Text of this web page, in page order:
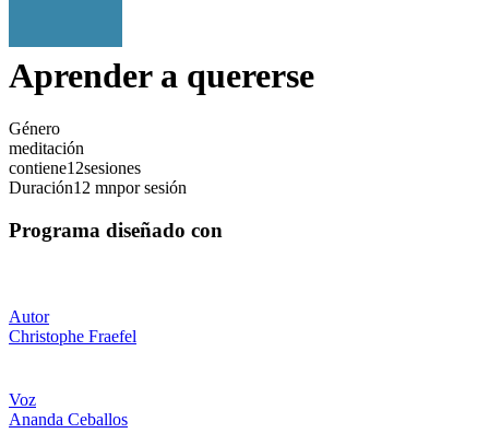
Aprender a quererse
Género
meditación
contiene12sesiones
Duración12 mnpor sesión
Programa diseñado con
Autor
Christophe Fraefel
Voz
Ananda Ceballos